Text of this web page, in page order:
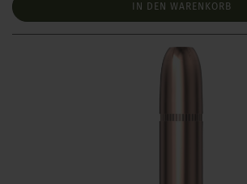
IN DEN WARENKORB